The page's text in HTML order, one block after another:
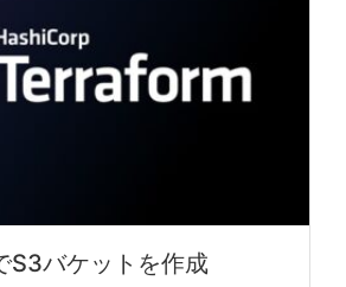
バケットを作成